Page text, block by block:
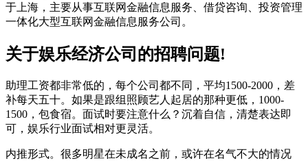
于上海，主要从事互联网金融信息服务、借贷咨询、投资管理
一体化大型互联网金融信息服务公司。
关于娱乐经济公司的招聘问题!
助理工资都非常低的，每个公司都不同，平均1500-2000，差
补每天五十。如果是跟组照顾艺人起居的那种更低，1000-
1500，包食宿。面试时要注意什么？沉着自信，清楚表达即
可，娱乐行业面试相对更灵活。
内推形式。很多明星在未成名之前，或许在名气不大的情况